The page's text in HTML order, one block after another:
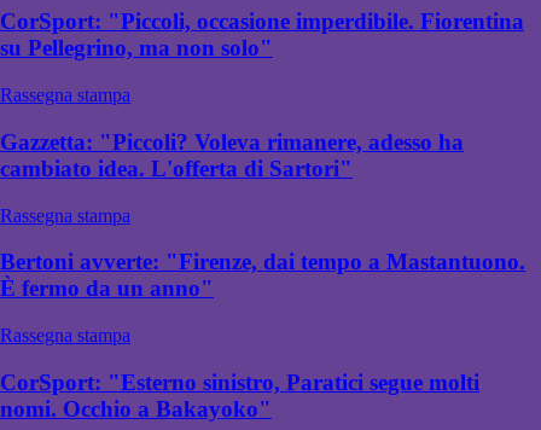
CorSport: "Piccoli, occasione imperdibile. Fiorentina
su Pellegrino, ma non solo"
Rassegna stampa
Gazzetta: "Piccoli? Voleva rimanere, adesso ha
cambiato idea. L'offerta di Sartori"
Rassegna stampa
Bertoni avverte: "Firenze, dai tempo a Mastantuono.
È fermo da un anno"
Rassegna stampa
CorSport: "Esterno sinistro, Paratici segue molti
nomi. Occhio a Bakayoko"